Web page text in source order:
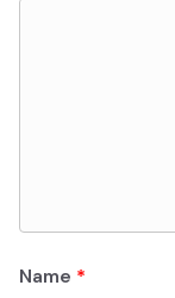
Name *